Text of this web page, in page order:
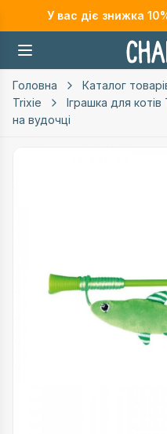
У вас діє знижка 10
Головна Каталог
Trixie
Іграшка для
на вудочці